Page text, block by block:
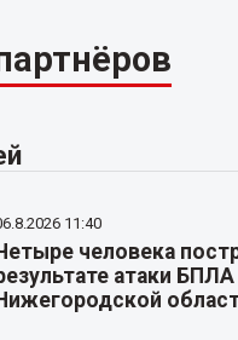
11:40
человека
атаки БПЛА